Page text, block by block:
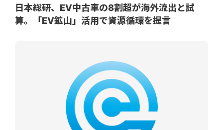
日本総研、EV中古車の8割超が海外流出と試
算。「EV鉱山」活用で資源循環を提言